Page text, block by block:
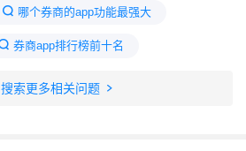
哪个券商的app功能最强大
券商app排行榜前十名
哪家券商的交易软件最好用
搜索更多相关问题